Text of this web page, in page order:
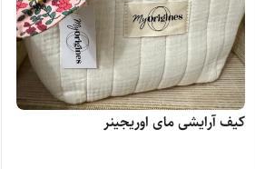
کیف آرایشی مای اوریجینر